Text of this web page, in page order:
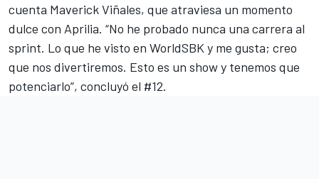
cuenta Maverick Viñales, que atraviesa un momento
dulce con Aprilia. “No he probado nunca una carrera al
sprint. Lo que he visto en WorldSBK y me gusta; creo
que nos divertiremos. Esto es un show y tenemos que
potenciarlo”, concluyó el #12.